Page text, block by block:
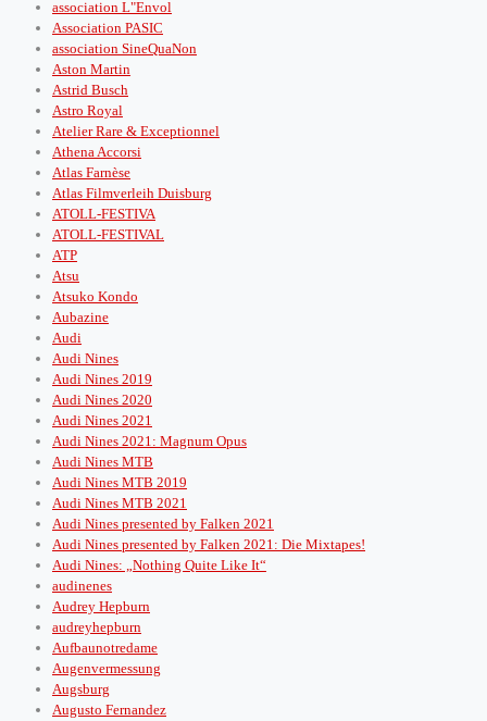
association L"Envol
Association PASIC
association SineQuaNon
Aston Martin
Astrid Busch
Astro Royal
Atelier Rare & Exceptionnel
Athena Accorsi
Atlas Farnèse
Atlas Filmverleih Duisburg
ATOLL-FESTIVA
ATOLL-FESTIVAL
ATP
Atsu
Atsuko Kondo
Aubazine
Audi
Audi Nines
Audi Nines 2019
Audi Nines 2020
Audi Nines 2021
Audi Nines 2021: Magnum Opus
Audi Nines MTB
Audi Nines MTB 2019
Audi Nines MTB 2021
Audi Nines presented by Falken 2021
Audi Nines presented by Falken 2021: Die Mixtapes!
Audi Nines: „Nothing Quite Like It“
audinenes
Audrey Hepburn
audreyhepburn
Aufbaunotredame
Augenvermessung
Augsburg
Augusto Fernandez